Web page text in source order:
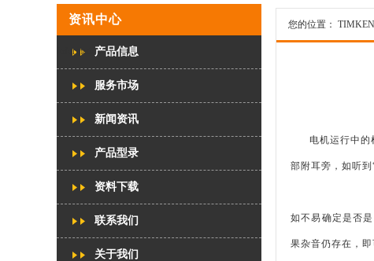
资讯中心
Information center
产品信息
服务市场
新闻资讯
产品型录
资料下载
联系我们
关于我们
您的位置：
电机运行中
部附耳旁，如听到
如不易确定是否
果杂音仍存在，即